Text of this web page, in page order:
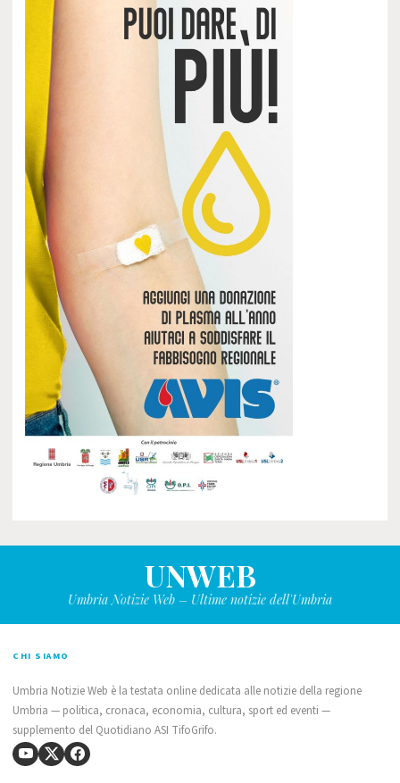
UNWEB
Umbria Notizie Web – Ultime notizie dell'Umbria
CHI SIAMO
Umbria Notizie Web è la testata online dedicata alle notizie della regione
Umbria — politica, cronaca, economia, cultura, sport ed eventi —
supplemento del Quotidiano ASI TifoGrifo.